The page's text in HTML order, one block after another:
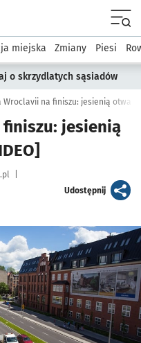
Komunikacja
miejska Zmiany Piesi
o skrzydlatych sąsiadów
Wroclavii na finiszu: jesienią
jesienią
Udostępnijartykuł